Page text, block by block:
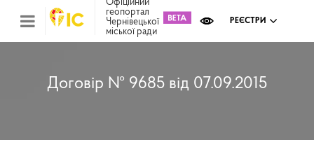
Офіційний
геопортал
Чернівецької
міської ради
РЕЄСТРИ
Договір № 9685 від 07.09.2015